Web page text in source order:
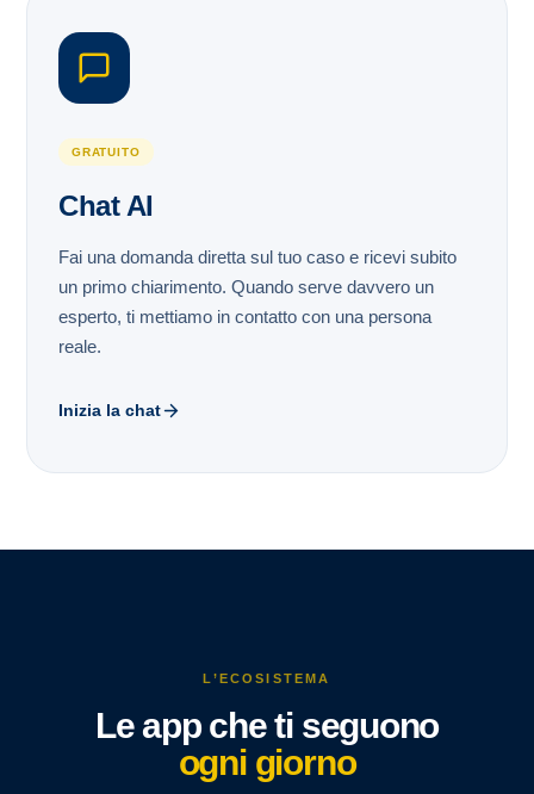
GRATUITO
Chat AI
Fai una domanda diretta sul tuo caso e ricevi subito
un primo chiarimento. Quando serve davvero un
esperto, ti mettiamo in contatto con una persona
reale.
Inizia la chat
L’ECOSISTEMA
Le app che ti seguono
ogni giorno